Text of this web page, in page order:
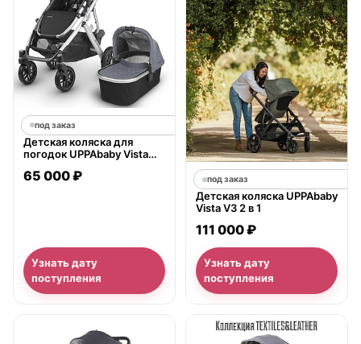
под заказ
Детская коляска для
погодок UPPAbaby Vista
65 000 ₽
Узнать дату
поступления
под заказ
Детская коляска UPPAbaby
Vista V3 2 в 1
111 000 ₽
Узнать дату
поступления
нет в продаже